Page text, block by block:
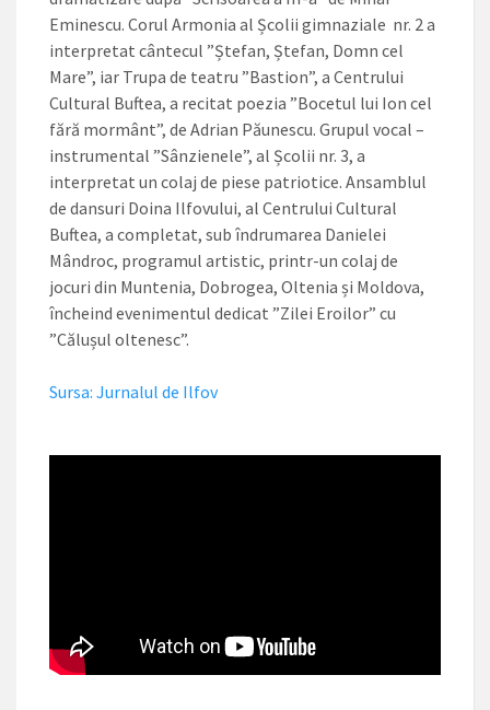
Eminescu. Corul Armonia al Școlii gimnaziale nr. 2 a
interpretat cântecul ”Ștefan, Ștefan, Domn cel
Mare”, iar Trupa de teatru ”Bastion”, a Centrului
Cultural Buftea, a recitat poezia ”Bocetul lui Ion cel
fără mormânt”, de Adrian Păunescu. Grupul vocal –
instrumental ”Sânzienele”, al Școlii nr. 3, a
interpretat un colaj de piese patriotice. Ansamblul
de dansuri Doina Ilfovului, al Centrului Cultural
Buftea, a completat, sub îndrumarea Danielei
Mândroc, programul artistic, printr-un colaj de
jocuri din Muntenia, Dobrogea, Oltenia și Moldova,
încheind evenimentul dedicat ”Zilei Eroilor” cu
”Călușul oltenesc”.
Sursa: Jurnalul de Ilfov